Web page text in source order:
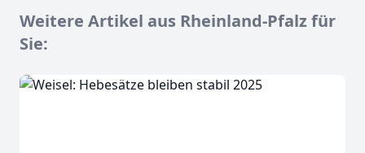
Weitere Artikel aus Rheinland-Pfalz für
Sie: